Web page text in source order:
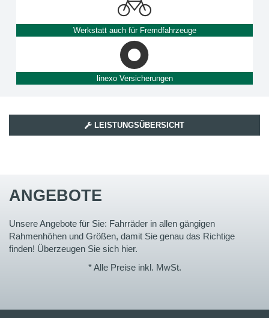
Werkstatt auch für Fremdfahrzeuge
linexo Versicherungen
LEISTUNGSÜBERSICHT
ANGEBOTE
Unsere Angebote für Sie: Fahrräder in allen gängigen
Rahmenhöhen und Größen, damit Sie genau das Richtige
finden! Überzeugen Sie sich hier.
* Alle Preise inkl. MwSt.